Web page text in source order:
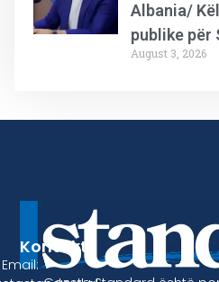
Albania/
publike për
August 3, 2026
Kontakt
Email: